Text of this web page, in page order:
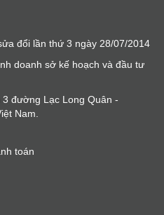
đổi lần thứ 3 ngày 28/07/2014
doanh sở kế hoạch và đầu tư
đường Lạc Long Quân -
Nam.
toán